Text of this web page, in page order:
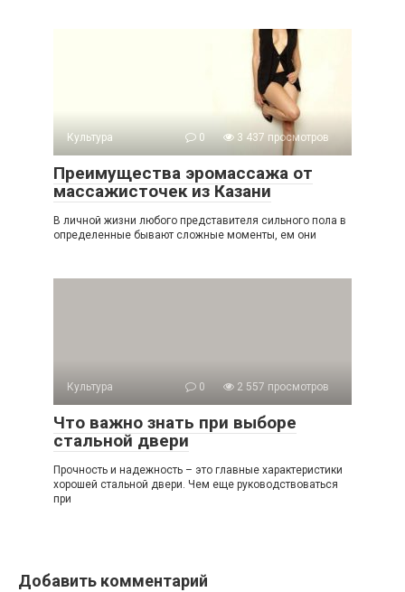
Культура 0 3 437 просмотров
Преимущества эромассажа от
массажисточек из Казани
В личной жизни любого представителя сильного пола в
определенные бывают сложные моменты, ем они
Культура 0 2 557 просмотров
Что важно знать при выборе
стальной двери
Прочность и надежность – это главные характеристики
хорошей стальной двери. Чем еще руководствоваться
при
Добавить комментарий